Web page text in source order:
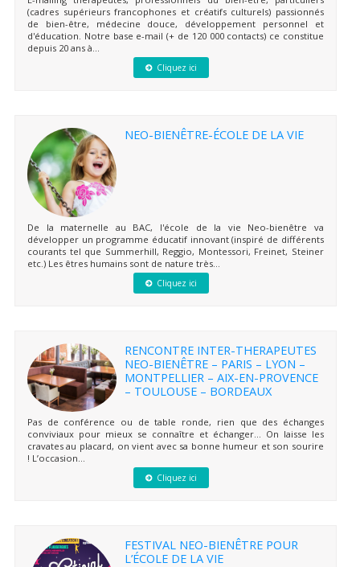
(cadres supérieurs francophones et créatifs culturels) passionnés
de bien-être, médecine douce, développement personnel et
d'éducation. Notre base e-mail (+ de 120 000 contacts) ce constitue
depuis 20 ans à...
Cliquez ici
NEO-BIENÊTRE-ÉCOLE DE LA VIE
De la maternelle au BAC, l'école de la vie Neo-bienêtre va
développer un programme éducatif innovant (inspiré de différents
courants tel que Summerhill, Reggio, Montessori, Freinet, Steiner
etc.) Les êtres humains sont de nature très...
Cliquez ici
RENCONTRE INTER-THERAPEUTES
NEO-BIENÊTRE – PARIS – LYON –
MONTPELLIER – AIX-EN-PROVENCE
– TOULOUSE – BORDEAUX
Pas de conférence ou de table ronde, rien que des échanges
conviviaux pour mieux se connaître et échanger… On laisse les
cravates au placard, on vient avec sa bonne humeur et son sourire
! L’occasion...
Cliquez ici
FESTIVAL NEO-BIENÊTRE POUR
L’ÉCOLE DE LA VIE